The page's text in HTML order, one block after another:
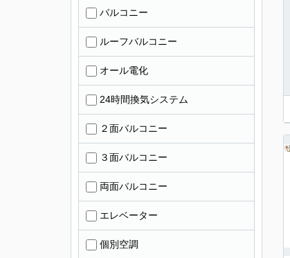
バルコニー
ルーフバルコニー
オール電化
24時間換気システム
２面バルコニー
３面バルコニー
両面バルコニー
エレベーター
個別空調